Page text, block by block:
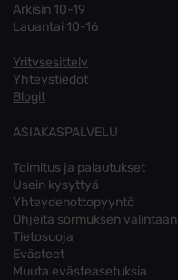
Arkisin 10-19
Lauantai 10-16
Yritysesittely
Yhteystiedot
Blogit
ASIAKASPALVELU
Toimitus ja palautukset
Usein kysyttyä
Yhteydenottopyyntö
Ohjeita sormuksen valintaan
Tietosuoja
Evästeet
Muuta evästeasetuksia